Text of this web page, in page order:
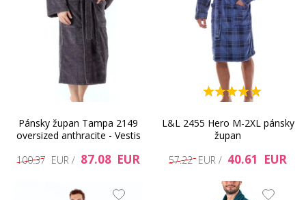
Pánsky župan Tampa 2149
oversized anthracite - Vestis
100.37 EUR / 87.08 EUR
L&L 2455 Hero M-2XL pánsky
župan
57.22 EUR / 40.61 EUR